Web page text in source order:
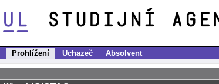
Prohlížení Uchazeč Absolvent